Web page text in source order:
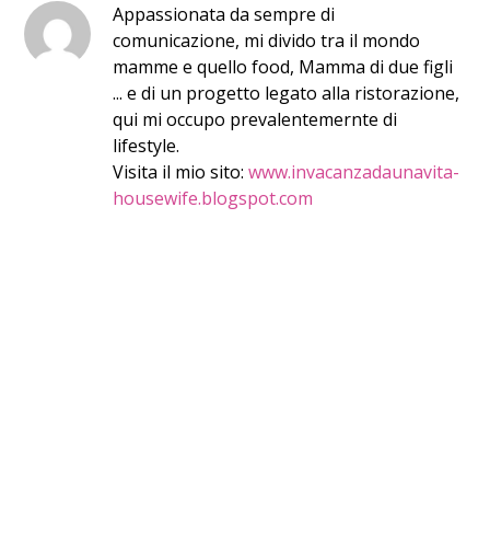
Appassionata da sempre di
comunicazione, mi divido tra il mondo
mamme e quello food, Mamma di due figli
... e di un progetto legato alla ristorazione,
qui mi occupo prevalentemernte di
lifestyle.
Visita il mio sito:www.invacanzadaunavita-
housewife.blogspot.com